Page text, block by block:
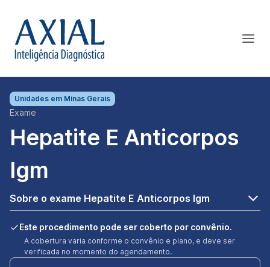
Unidades em Minas Gerais
Exame
Hepatite E Anticorpos
Igm
Sobre o exame Hepatite E Anticorpos Igm
Este procedimento pode ser coberto por convênio.
A cobertura varia conforme o convênio e plano, e deve ser
verificada no momento do agendamento.